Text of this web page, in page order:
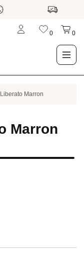
0 0
Marron
Marron